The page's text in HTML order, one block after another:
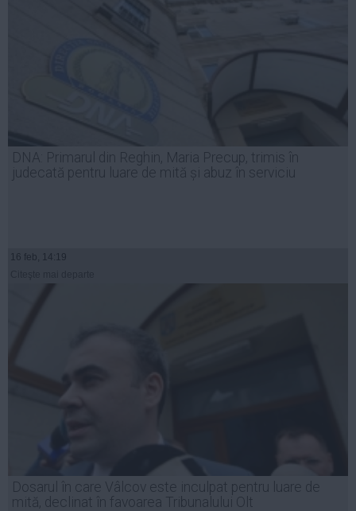
DNA: Primarul din Reghin, Maria Precup, trimis în
judecată pentru luare de mită și abuz în serviciu
16 feb, 14:19
Dosarul în care Vâlcov este inculpat pentru luare de
mită, declinat în favoarea Tribunalului Olt